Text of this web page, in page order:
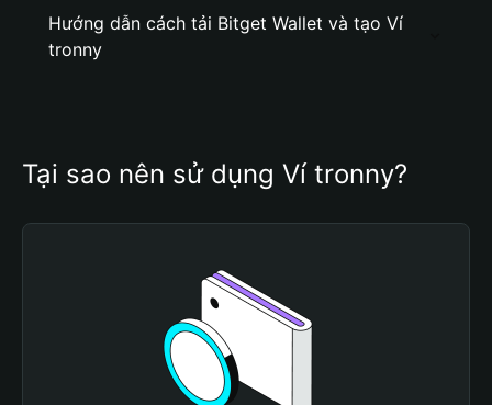
Hướng dẫn cách tải Bitget Wallet và tạo Ví
tronny
Tại sao nên sử dụng Ví tronny?